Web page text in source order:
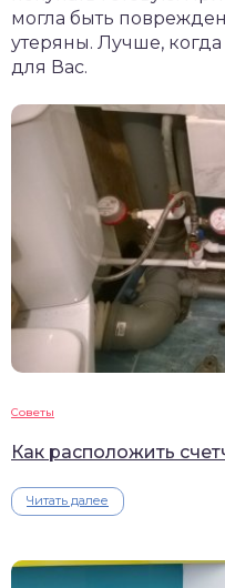
могла быть
утеряны. Лучше,
для Вас.
Советы
Как расположить
Читать далее